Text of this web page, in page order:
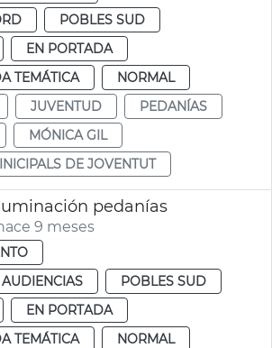
POBLES SUD
EN PORTADA
TEMÁTICA
NORMAL
JUVENTUD
PEDANÍAS
MÓNICA GIL
DE JOVENTUT
pedanías
9 meses
POBLES SUD
EN PORTADA
TEMÁTICA
NORMAL